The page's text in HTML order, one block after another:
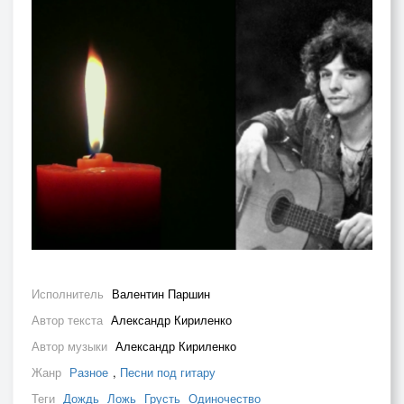
Исполнитель Валентин Паршин
Автор текста Александр Кириленко
Автор музыки Александр Кириленко
Жанр Разное , Песни под гитару
Теги Дождь Ложь Грусть Одиночество